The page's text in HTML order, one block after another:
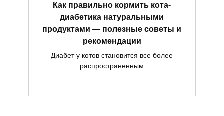
Как правильно кормить кота-
диабетика натуральными
продуктами — полезные советы и
рекомендации
Диабет у котов становится все более
распространенным